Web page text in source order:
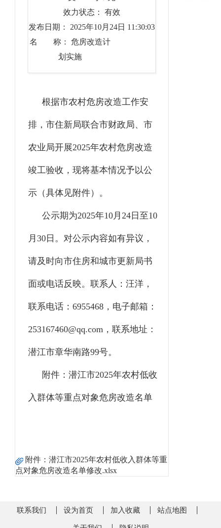
效力状态： 有效
发布日期： 2025年10月24日 11:30:03
名 称： 危房改造计
划实施
根据市农村危房改造工作安
排， 市住新局联合市财政局、市
农业局开展2025年农村危房改造
竣工验收，现将基本情况予以公
示（具体见附件）。
公示期为2025年10月 24 日至10
月 30 日 。对公示内容如有异议，
请及时向市住房和城市更新局书
面或电话反映。联系人： 汪洋 ，
联系电话： 6955468 ，电子邮箱：
253167460@qq.com，联系地址：
潜江市章华南路99号。
附件：潜江市2025年农村低收
入群体等重点对象危房改造名单
附件： 潜江市2025年农村低收入群体等重
点对象危房改造名单修改.xlsx
联系我们 设为首页 加入收藏 站点地图